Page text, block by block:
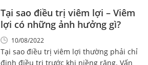
Tại sao điều trị viêm lợi – Viêm
lợi có những ảnh hưởng gì?
10/08/2022
Tại sao điều trị viêm lợi thường phải chỉ
định điều trị trước khi niềng răng. Vấn